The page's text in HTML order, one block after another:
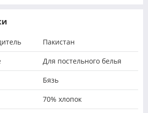
Пакистан
Для постельного белья
Бязь
70% хлопок